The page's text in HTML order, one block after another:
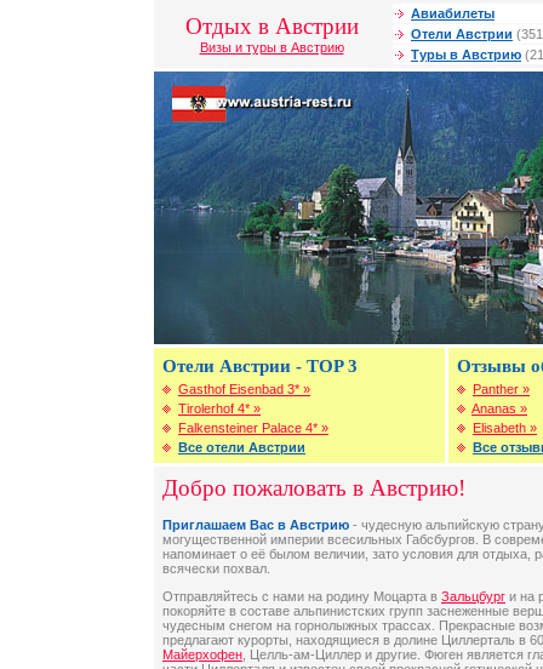
Отдых в Австрии
Визы и туры в Австрию
Авиабилеты
Отели Австрии
Туры в Австрию
Отели Австрии - TOP 3
Gasthof Eisenbad 3* »
Tirolerhof 4* »
Falkensteiner Palace 4* »
Все отели Австрии
Отзывы
Panther »
Ananas »
Elisabeth »
Все
Добро пожаловать в Австрию!
Приглашаем Вас в Австрию - чудесную альпийскую
могущественной империи всесильных Габсбургов. В
напоминает о её былом величии, зато условия для отдыха,
всячески похвал.
Отправляйтесь с нами на родину Моцарта в Зальцбург и на
покоряйте в составе альпинистских групп заснеженные
чудесным снегом на горнолыжных трассах. Прекрасные
предлагают курорты, находящиеся в долине Циллерталь в
Майерхофен , Целль-ам-Циллер и другие. Фюген является